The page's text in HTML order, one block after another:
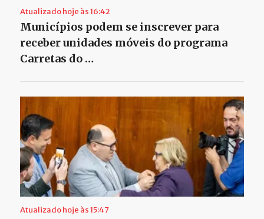
Atualizado hoje às 16:42
Municípios podem se inscrever para
receber unidades móveis do programa
Carretas do …
Atualizado hoje às 15:47